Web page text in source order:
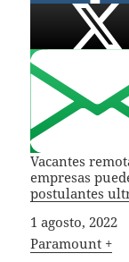
Vacantes
empresas
postulantes
Fecha
1 agosto, 2022
In relation to
Paramount +